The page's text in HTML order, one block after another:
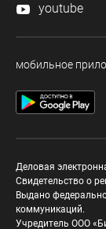
youtube
мобильное
Деловая
Свидетельство о
Выдано
коммуникаций.
Учредитель ООО